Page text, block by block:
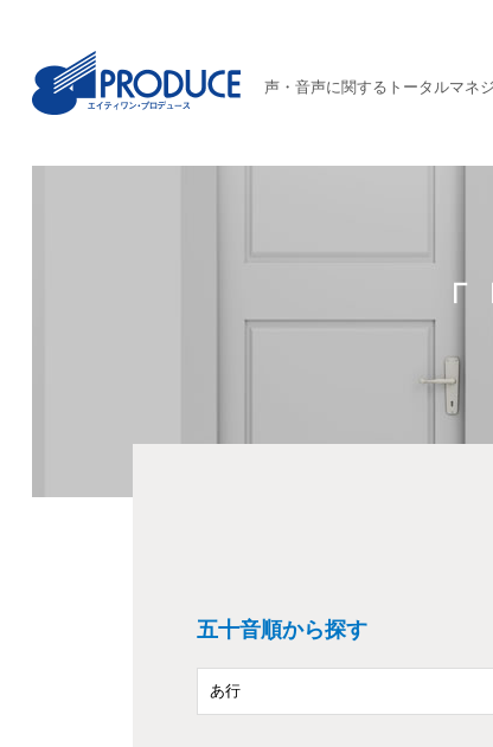
声・音声に関するトータルマネ
五十音順から探す